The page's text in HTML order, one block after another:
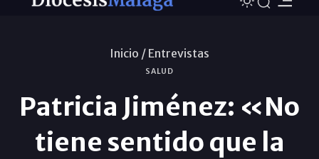
Inicio / Entrevistas
SALUD
Patricia Jiménez: «No
tiene sentido que la